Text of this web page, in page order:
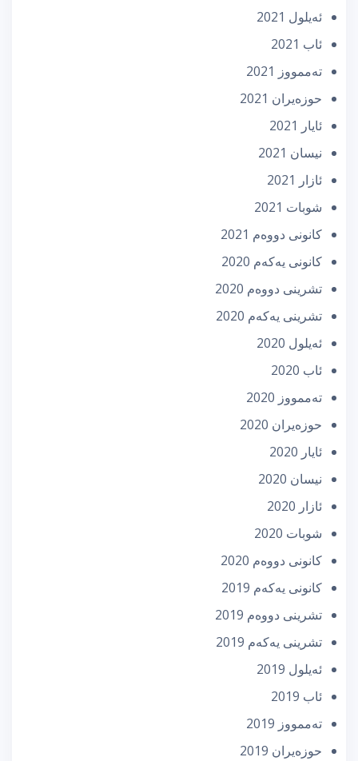
ئه‌یلول 2021
ئاب 2021
تەممووز 2021
حوزه‌یران 2021
ئایار 2021
نیسان 2021
ئازار 2021
شوبات 2021
كانونی دووه‌م 2021
كانونی یه‌كه‌م 2020
تشرینی دووه‌م 2020
تشرینی یه‌كه‌م 2020
ئه‌یلول 2020
ئاب 2020
تەممووز 2020
حوزه‌یران 2020
ئایار 2020
نیسان 2020
ئازار 2020
شوبات 2020
كانونی دووه‌م 2020
كانونی یه‌كه‌م 2019
تشرینی دووه‌م 2019
تشرینی یه‌كه‌م 2019
ئه‌یلول 2019
ئاب 2019
تەممووز 2019
حوزه‌یران 2019